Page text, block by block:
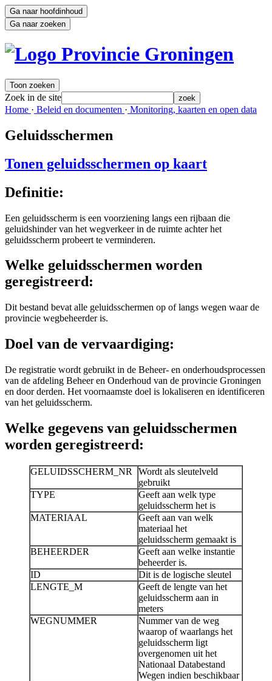
Ga naar hoofdinhoud
Ga naar zoeken
Toon zoeken
Zoek in de site zoek
Home · Beleid en documenten · Monitoring, kaarten en open data
Geluidsschermen
Tonen geluidsschermen op kaart
Definitie:
Een geluidsscherm is een voorziening langs een rijbaan die
geluidshinder van het wegverkeer in de ruimte achter het
geluidsscherm probeert te verminderen.
Welke geluidsschermen worden
geregistreerd:
Dit bestand bevat alle geluidsschermen op of langs wegen waar de
provincie wegbeheerder is.
Doel van de vervaardiging:
De registratie wordt gebruikt in de Beheer- en onderhoudsprocessen
van de afdeling Beheer en Onderhoud van de provincie Groningen
en door derden. Het voornaamste doel is lokaliseren en identificeren
van het geluidsscherm.
Welke gegevens van geluidsschermen
worden geregistreerd:
GELUIDSSCHERM_NR
Wordt als sleutelveld
gebruikt
TYPE
Geeft aan welk type
geluidsscherm het is
MATERIAAL
Geeft aan van welk
materiaal het
geluidsscherm gemaakt is
BEHEERDER
Geeft aan welke instantie
beheerder is.
ID
Dit is de logische sleutel
LENGTE_M
Geeft de lengte van het
geluidsscherm aan in
meters
WEGNUMMER
Nummer van de weg
waarop of waarlangs het
geluidsscherm ligt
overgenomen uit het
Nationaal Databestand
Wegen indien beschikbaar